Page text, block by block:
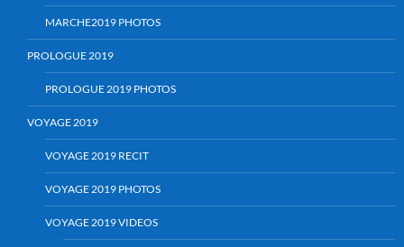
MARCHE2019 PHOTOS
PROLOGUE 2019
PROLOGUE 2019 PHOTOS
VOYAGE 2019
VOYAGE 2019 RECIT
VOYAGE 2019 PHOTOS
VOYAGE 2019 VIDEOS